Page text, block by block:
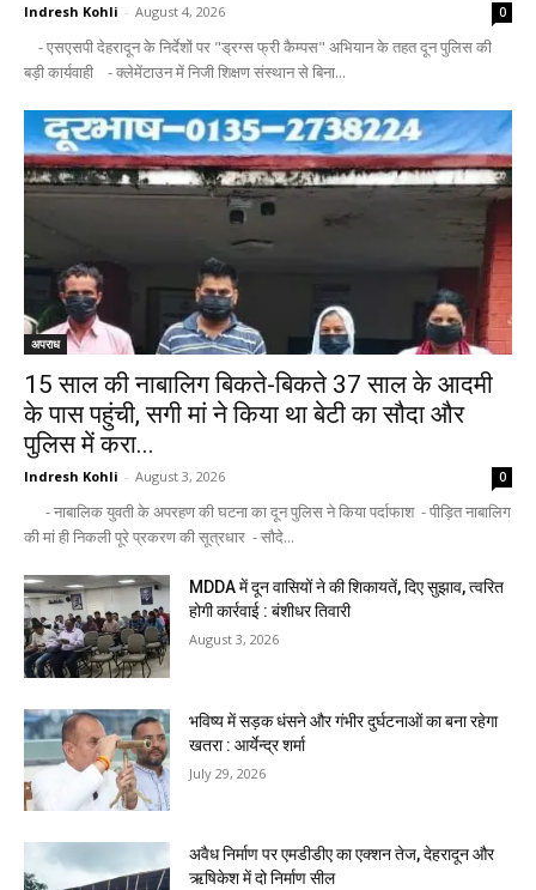
Indresh Kohli - August 4, 2026 0
- एसएसपी देहरादून के निर्देशों पर "ड्रग्स फ्री कैम्पस" अभियान के तहत दून पुलिस की
बड़ी कार्यवाही - क्लेमेंटाउन में निजी शिक्षण संस्थान से बिना...
अपराध
15 साल की नाबालिग बिकते-बिकते 37 साल के आदमी
के पास पहुंची, सगी मां ने किया था बेटी का सौदा और
पुलिस में करा...
Indresh Kohli - August 3, 2026 0
- नाबालिक युवती के अपरहण की घटना का दून पुलिस ने किया पर्दाफाश - पीड़ित नाबालिग
की मां ही निकली पूरे प्रकरण की सूत्रधार - सौदे...
MDDA में दून वासियों ने की शिकायतें, दिए सुझाव, त्वरित
होगी कार्रवाई : बंशीधर तिवारी
August 3, 2026
भविष्य में सड़क धंसने और गंभीर दुर्घटनाओं का बना रहेगा
खतरा : आर्येन्द्र शर्मा
July 29, 2026
अवैध निर्माण पर एमडीडीए का एक्शन तेज, देहरादून और
ऋषिकेश में दो निर्माण सील